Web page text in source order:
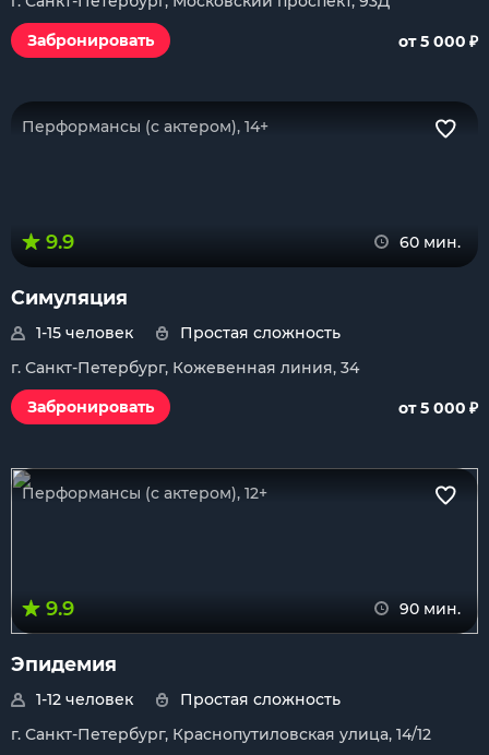
Забронировать
от 5 000 ₽
Перформансы (с актером), 14+
9.9 60 мин.
Симуляция
1-15 человек
Простая сложность
г. Санкт-Петербург, Кожевенная линия, 34
Забронировать
от 5 000 ₽
Перформансы (с актером), 12+
9.9 90 мин.
Эпидемия
1-12 человек
Простая сложность
г. Санкт-Петербург, Краснопутиловская улица, 14/12